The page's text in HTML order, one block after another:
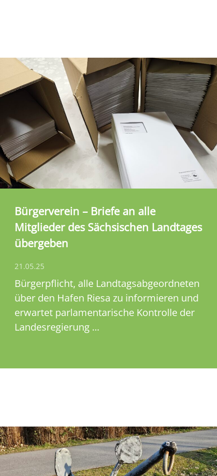
Bürgerverein – Briefe an alle
Mitglieder des Sächsischen Landtages
übergeben
21.05.25
Bürgerpflicht, alle Landtagsabgeordneten
über den Hafen Riesa zu informieren und
erwartet parlamentarische Kontrolle der
Landesregierung ...